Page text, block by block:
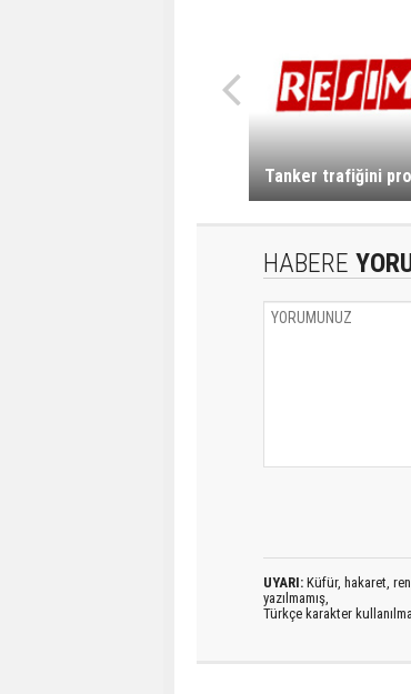
Tanker trafiğini
HABERE
UYARI: Küfür, hakaret,
yazılmamış,
Türkçe karakter